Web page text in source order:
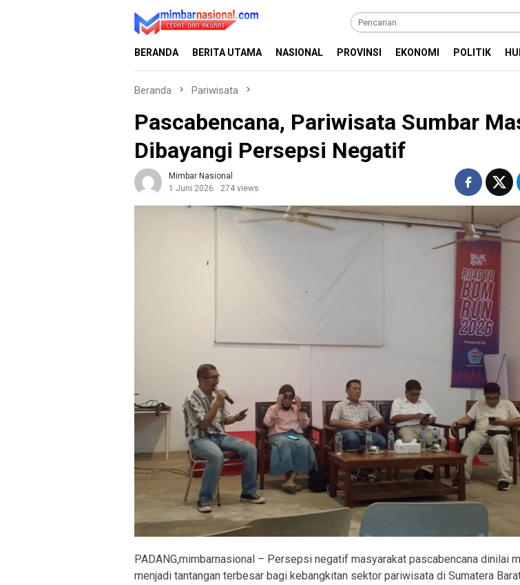
BERANDA BERITA UTAMA NASIONAL PROVINSI EKONOMI POLITIK
Beranda Pariwisata
Pascabencana, Pariwisata Sumbar
Dibayangi Persepsi Negatif
Mimbar Nasional
1 Juni 2026
274 views
PADANG,mimbarnasional – Persepsi negatif masyarakat pascabencana dinilai
menjadi tantangan terbesar bagi kebangkitan sektor pariwisata di Sumatera